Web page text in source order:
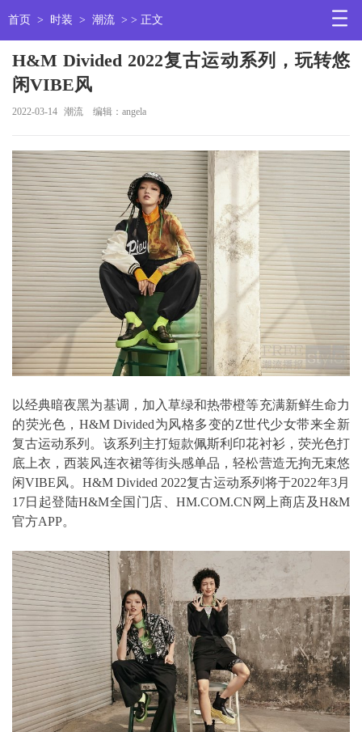
首页 > 时装 > 潮流 > > 正文
H&M Divided 2022复古运动系列，玩转悠
闲VIBE风
2022-03-14 潮流 编辑：angela
以经典暗夜黑为基调，加入草绿和热带橙等充满新鲜生命力
的荧光色，H&M Divided为风格多变的Z世代少女带来全新
复古运动系列。该系列主打短款佩斯利印花衬衫，荧光色打
底上衣，西装风连衣裙等街头感单品，轻松营造无拘无束悠
闲VIBE风。H&M Divided 2022复古运动系列将于2022年3月
17日起登陆H&M全国门店、HM.COM.CN网上商店及H&M
官方APP。